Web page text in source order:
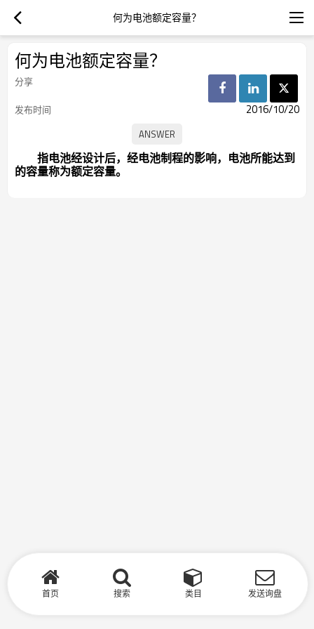
何为电池额定容量？
何为电池额定容量？
分享
发布时间
2016/10/20
指电池经设计后，经电池制程的影响，电池所能达到
的容量称为额定容量。
首页 搜索 类目 发送询盘